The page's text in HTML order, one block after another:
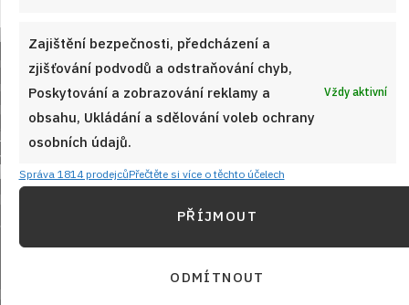
Zajištění bezpečnosti, předcházení a
zjišťování podvodů a odstraňování chyb,
Poskytování a zobrazování reklamy a
obsahu, Ukládání a sdělování voleb ochrany
osobních údajů.
Vždy aktivní
Správa 1814 prodejcůPřečtěte si více o těchto účelech
PŘÍJMOUT
ODMÍTNOUT